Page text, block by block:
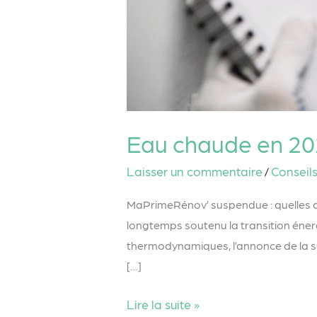
Eau chaude en
Laisser un commentaire/
MaPrimeRénov’ suspendue :
longtemps soutenu la transition
thermodynamiques, l’annonce de la
[…]
Lire la suite »